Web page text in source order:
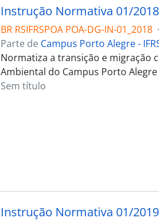
Instrução Normativa 01/2018
BR RSIFRSPOA POA-DG-IN-01_2018 ·
Parte de Campus Porto Alegre -
Normatiza a transição e migração
Ambiental do Campus Porto Alegre
Sem título
Instrução Normativa 01/2019